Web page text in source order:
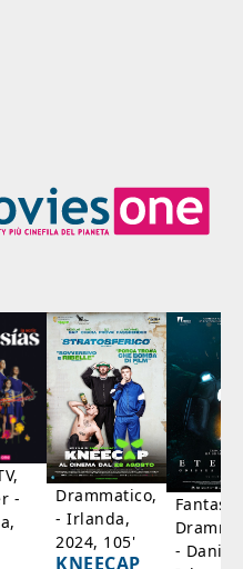
-
Drammatico,
- Irlanda,
2024, 105'
KNEECAP
-